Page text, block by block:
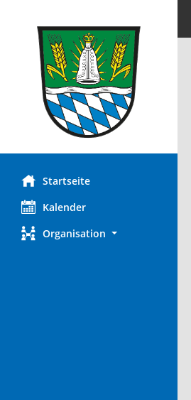
Startseite
Kalender
Organisation